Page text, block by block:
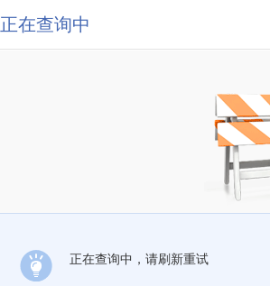
正在查询中
正在查询中，请刷新重试